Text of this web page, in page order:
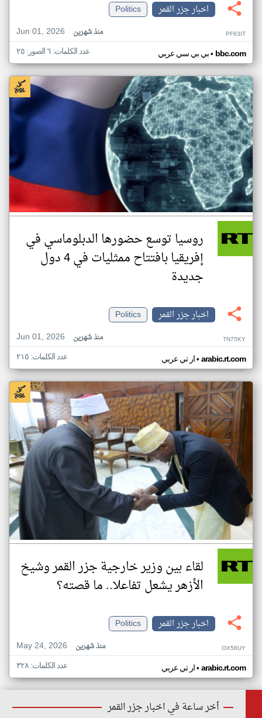
اخبار جزر القمر
Politics
Jun 01, 2026
منذ شهرين PF63IT
بي بي سي عربي• bbc.com عدد الكلمات: ٦ الصور: ٢٥
روسيا توسع حضورها الدبلوماسي في
إفريقيا بافتتاح ممثليات في 4 دول
جديدة
اخبار جزر القمر
Politics
Jun 01, 2026
منذ شهرين TN75KY
ار تي عربي• arabic.rt.com عدد الكلمات: ٢١٥
لقاء بين وزير خارجية جزر القمر وشيخ
الأزهر يشعل تفاعلا.. ما قصته؟
اخبار جزر القمر
Politics
May 24, 2026
منذ شهرين OX58UY
ار تي عربي• arabic.rt.com عدد الكلمات: ٣٢٨
أخر ساعة في اخبار جزر القمر